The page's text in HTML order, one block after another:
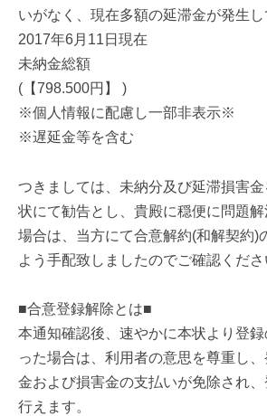
いがなく、現在多額の延滞金が発生し
2017年6月11日現在
未納金総額
(【798.500円】 )
※個人情報に配慮し一部非表示※
※遅延金等を含む
つきましては、未納分及び延滞損害
状にて勧告とし、貴殿に穏便に問題
場合は、当方にて合意解約(和解契約)
よう手配致しましたのでご確認くださ
■合意登録解除とは■
本通知確認後、速やかに本状より登
った場合は、利用者の意思を尊重し
金および損害金の支払いが免除され
行えます。